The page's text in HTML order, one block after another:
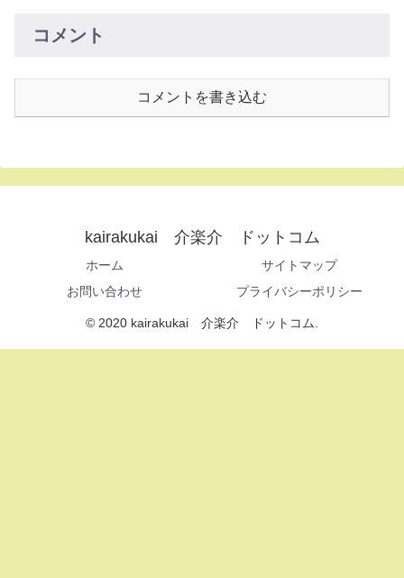
コメント
コメントを書き込む
kairakukai 介楽介 ドットコム
ホーム
サイトマップ
お問い合わせ
プライバシーポリシー
© 2020 kairakukai 介楽介 ドットコム.